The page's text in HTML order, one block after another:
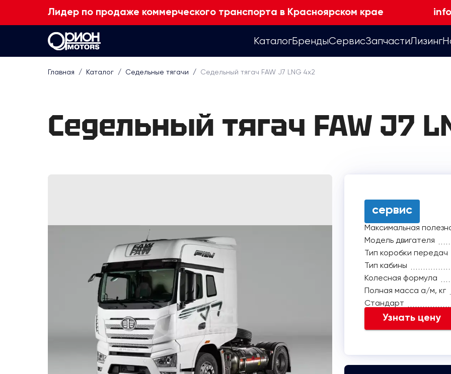
Лидер по продаже коммерческого транспорта в Красноярском крае
КаталогБрендыСервисЗапчастиЛизинг
Главная / Каталог / Седельные тягачи / Седельный тягач FAW J7 LNG 4х2
Седельный тягач FAW J7
сервис
Максимальная
Модель двигателя
Тип коробки передач
Тип кабины
Колесная формула
Полная масса а/м, кг
Стандарт
Узнать цену